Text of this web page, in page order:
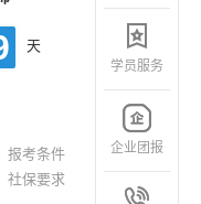
天
报考条件
社保要求
学员服务
企业团报